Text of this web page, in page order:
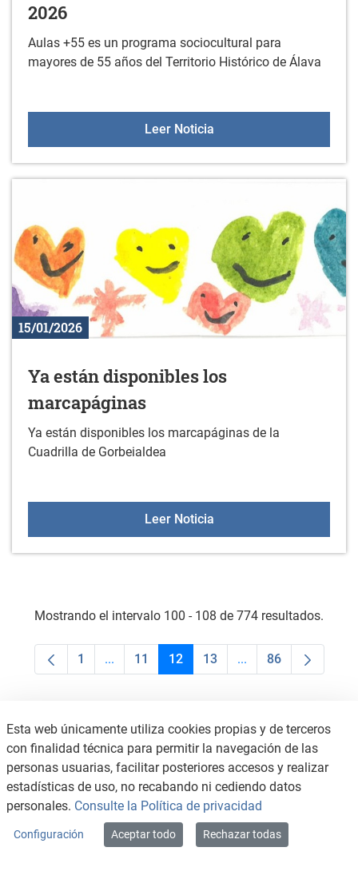
2026
Aulas +55 es un programa sociocultural para
mayores de 55 años del Territorio Histórico de Álava
Leer NoticiaVuelve el programa
15/01/2026
Ya están disponibles los
marcapáginas
Ya están disponibles los marcapáginas de la
Cuadrilla de Gorbeialdea
Leer NoticiaYa están disponibles los
Mostrando el intervalo 100 - 108 de 774 resultados.
Página
1 ...Páginas intermedias Use TAB para
Página
11 Página
12 Página
13 ...PáginasPágina
86
CONTACTO
AVISO LEGAL
Esta web únicamente utiliza cookies propias y de terceros
con finalidad técnica para permitir la navegación de las
personas usuarias, facilitar posteriores accesos y realizar
estadísticas de uso, no recabando ni cediendo datos
personales. Consulte la Política de privacidad
Configuración Aceptar todo Rechazar todas